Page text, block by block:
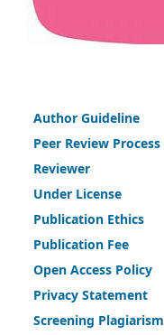
Author Guideline
Peer Review Process
Reviewer
Under License
Publication Ethics
Publication Fee
Open Access Policy
Privacy Statement
Screening Plagiarism